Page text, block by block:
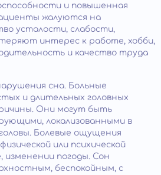
и повышенная
жалуются на
усталости, слабости,
интерес к работе, хобби,
и качество труда
сна. Больные
и длительных головных
Они могут быть
локализованными в
Болевые ощущения
или психической
изменении погоды. Сон
беспокойным, с